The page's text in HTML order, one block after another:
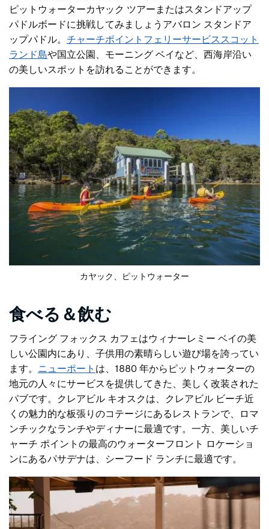
ピットウォーターカヤック ツアー またはスタンドアップ
パドルボードに挑戦してみましょう アバロン スタンドア
ップパドル。 チャーチポイントフェリーサービス スコット
ランド島や国立公園、モーニング ベイなど、西海岸沿い
の美しいスポットを訪れることができます。
カヤック、ピットウォーター
食べる＆飲む
フライング フォックス カフェはウィナーレミー ベイの美
しい公園内にあり、子供用の素晴らしい遊び場を誇ってい
ます。 ニューポート は、1880 年からピットウォーターの
地元の人々にサービスを提供してきた、美しく改装された
パブです。クレアビル キオスクは、クレアビル ビーチ近
くの魅力的な板張りのコテージにあるレストランで、ロマ
ンチックなランチやディナーに最適です。一方、美しいチ
ャーチ ポイントの最高のウォーターフロント ロケーショ
ンにあるパサデナは、シーフード ランチに最適です。